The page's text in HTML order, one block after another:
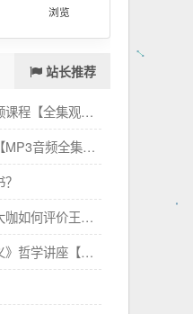
浏览
站长推荐
混沌大学王东岳学习坊视频课程【全集观看下载】
王东岳的中西哲学启蒙课【MP3音频全集收听下载】
哲学界如何评价王东岳？大咖如何评价王东岳？
王东岳先生《宇宙观的意义》哲学讲座【视频】